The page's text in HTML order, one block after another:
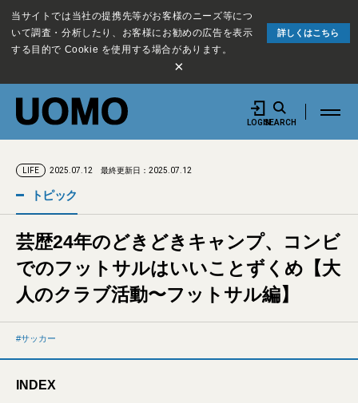
当サイトでは当社の提携先等がお客様のニーズ等につ
いて調査・分析したり、お客様にお勧めの広告を表示
する目的で Cookie を使用する場合があります。
詳しくはこちら
×
LOGINSEARCH
LIFE 2025.07.12 最終更新日：2025.07.12
トピック
芸歴24年のどきどきキャンプ、コンビ
でのフットサルはいいことずくめ【大
人のクラブ活動〜フットサル編】
サッカー
INDEX